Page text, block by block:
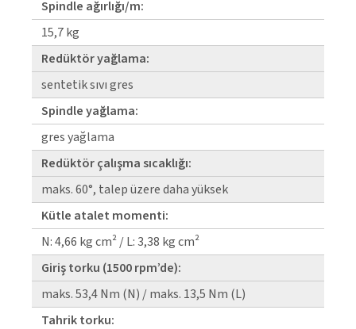
Spindle ağırlığı/m:
15,7 kg
Redüktör yağlama:
senteti̇k sıvı gres
Spindle yağlama:
gres yağlama
Redüktör çalışma sıcaklığı:
maks. 60°, talep üzere daha yüksek
Kütle atalet momenti:
N: 4,66 kg cm² / L: 3,38 kg cm²
Giriş torku (1500 rpm’de):
maks. 53,4 Nm (N) / maks. 13,5 Nm (L)
Tahrik torku: